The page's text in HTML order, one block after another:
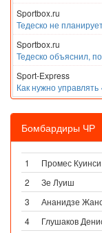
Sportbox.ru
Тедеско не
Sportbox.ru
Тедеско объяснил,
Sport-Express
Как нужно
Бомбардиры ЧР
1 Промес Куинси
2
Зе Луиш
3
Ананидзе
4
Глушаков